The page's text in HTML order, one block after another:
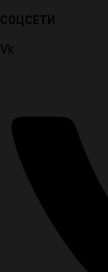
СОЦСЕТИ
Vk